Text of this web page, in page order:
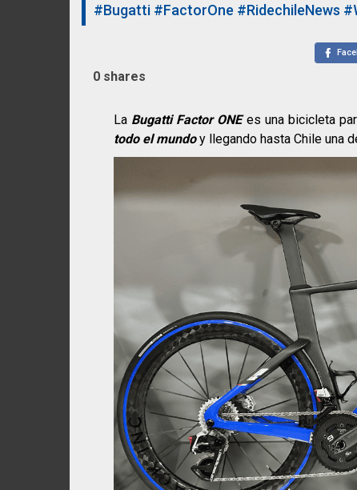
#Bugatti #FactorOne #RidechileNews
0 shares
La Bugatti Factor ONEes una bicicleta
todo el mundoy llegando hasta Chile una